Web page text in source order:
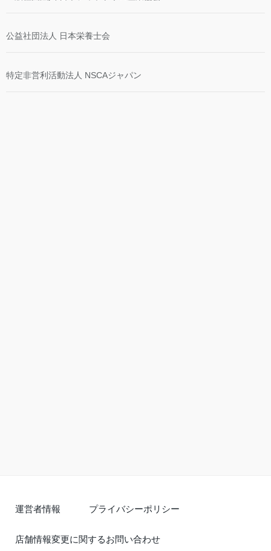
公益社団法人 日本栄養士会
特定非営利活動法人 NSCAジャパン
運営者情報 プライバシーポリシー
店舗情報変更に関するお問い合わせ